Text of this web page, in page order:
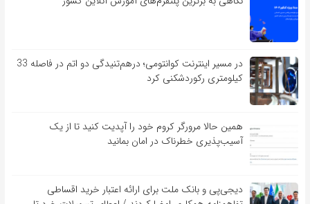
در مسیر اینترنت کوانتومی؛ درهم‌تنیدگی دو اتم در فاصله 33
کیلومتری رکوردشکنی کرد
همین حالا مرورگر کروم خود را آپدیت کنید تا از یک
آسیب‌‌‌‌پذیری خطرناک در امان بمانید
دیجی‌پی و بانک ملت برای ارائه اعتبار خرید اقساطی